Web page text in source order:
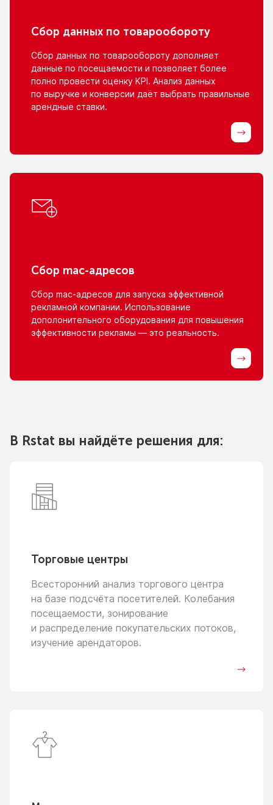
Сбор данных по товарообороту
Сбор данных по товарообороту дополняет
данные по посещаемости и позволяет более
полно провести оценку KPI. Анализ данных
по выручке и конверсии даёт выбрать правильные
арендные ставки.
Сбор mac-адресов
Сбор mac-адресов для запуска эффективной
рекламной компании. Использование
дополонительного оборудования для повышения
эффективности рекламы — это реальность.
В Rstat вы найдёте решения для:
Торговые центры
Всесторонний анализ торгового центра
на базе подсчёта посетителей. Колебания
посещаемости, зонирование
и распределение покупательских потоков,
изучение арендаторов.